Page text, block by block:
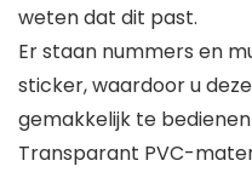
weten dat dit past.
Er staan ​​nummers en
sticker, waardoor u
gemakkelijk te bedienen
Transparant PVC-